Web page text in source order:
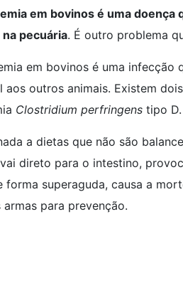
em bovinos é uma doença
pecuária. É outro problema
em bovinos é uma infecção
aos outros animais. Existem
Clostridium perfringens tipo D.
a dietas que não são
direto para o intestino,
forma superaguda, causa a
para prevenção.